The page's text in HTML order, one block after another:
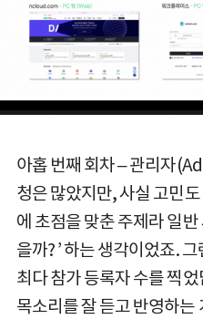
아홉 번째 회차 – 관리자
청은 많았지만, 사실 고민
에 초점을 맞춘 주제라 일
을까? ’ 하는 생각이었죠.
최다 참가 등록자 수를 찍
목소리를 잘 듣고 반영하는